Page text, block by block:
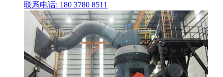
联系电话: 180 3780 8511